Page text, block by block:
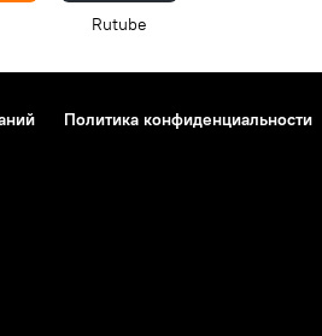
Rutube
Политика конфиденциальности